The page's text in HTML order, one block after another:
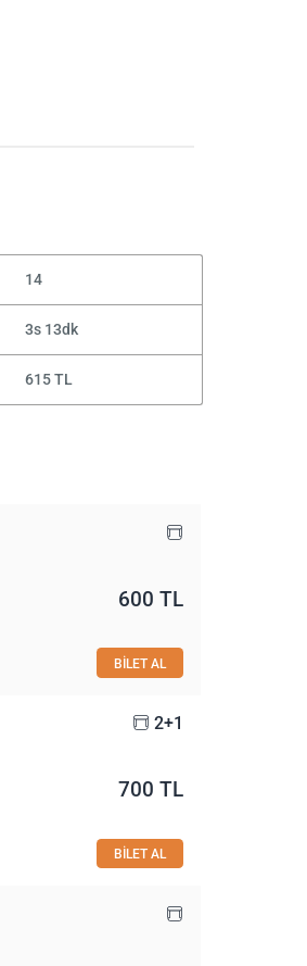
14
3s 13dk
615 TL
600 TL
BİLET AL
2+1
700 TL
BİLET AL